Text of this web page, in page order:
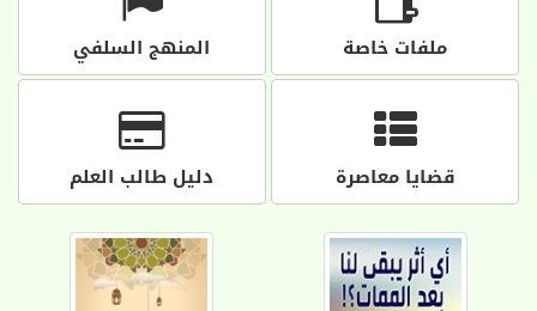
ملفات خاصة المنهج السلفي
قضايا معاصرة دليل طالب العلم